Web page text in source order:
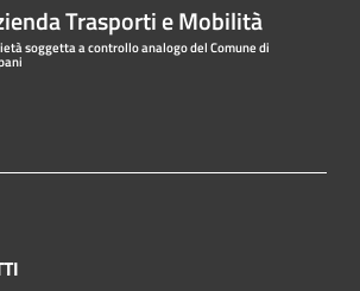
Trasporti e Mobilità
soggetta a controllo analogo del Comune di